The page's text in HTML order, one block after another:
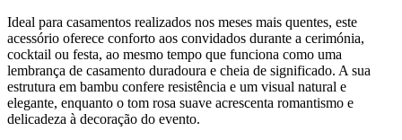
Ideal para casamentos realizados nos meses mais quentes, este
acessório oferece conforto aos convidados durante a cerimónia,
cocktail ou festa, ao mesmo tempo que funciona como uma
lembrança de casamento duradoura e cheia de significado. A sua
estrutura em bambu confere resistência e um visual natural e
elegante, enquanto o tom rosa suave acrescenta romantismo e
delicadeza à decoração do evento.